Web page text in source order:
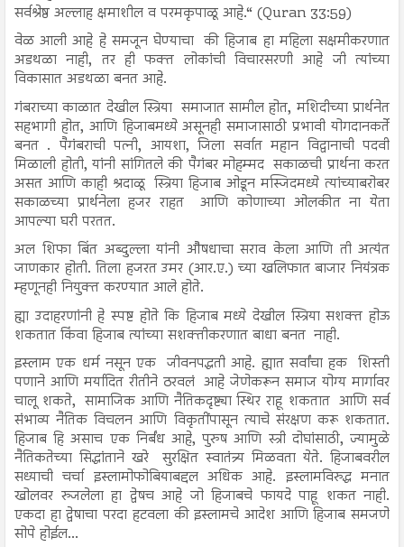
सर्वश्रेष्ठ अल्लाह क्षमाशील व परमकृपाळू आहे.“ (Quran 33:59)
वेळ आली आहे हे समजून घेण्याचा की हिजाब हा महिला सक्षमीकरणात
अडथळा नाही, तर ही फक्त लोकांची विचारसरणी आहे जी त्यांच्या
विकासात अडथळा बनत आहे.
गंबराच्या काळात देखील स्त्रिया समाजात सामील होत, मशिदीच्या प्रार्थनेत
सहभागी होत, आणि हिजाबमध्ये असूनही समाजासाठी प्रभावी योगदानकर्ते
बनत . पैगंबराची पत्नी, आयशा, जिला सर्वात महान विद्वानाची पदवी
मिळाली होती, यांनी सांगितले की पैगंबर मोहम्मद सकाळची प्रार्थना करत
असत आणि काही श्रदाळू स्त्रिया हिजाब ओडून मस्जिदमध्ये त्यांच्याबरोबर
सकाळच्या प्रार्थनेला हजर राहत आणि कोणाच्या ओलकीत ना येता
आपल्या घरी परतत.
अल शिफा बिंत अब्दुल्ला यांनी औषधाचा सराव केला आणि ती अत्यंत
जाणकार होती. तिला हजरत उमर (आर.ए.) च्या खलिफात बाजार नियंत्रक
म्हणूनही नियुक्त करण्यात आले होते.
ह्या उदाहरणांनी हे स्पष्ट होते कि हिजाब मध्ये देखील स्त्रिया सशक्त होऊ
शकतात किंवा हिजाब त्यांच्या सशक्तीकरणात बाधा बनत नाही.
इस्लाम एक धर्म नसून एक जीवनपद्धती आहे. ह्यात सर्वांचा हक शिस्ती
पणाने आणि मर्यादित रीतीने ठरवलं आहे जेणेकरून समाज योग्य मार्गावर
चालू शकते, सामाजिक आणि नैतिकदृष्ट्या स्थिर राहू शकतात आणि सर्व
संभाव्य नैतिक विचलन आणि विकृतींपासून त्याचे संरक्षण करू शकतात.
हिजाब हि असाच एक निर्बंध आहे, पुरुष आणि स्त्री दोघांसाठी, ज्यामुळे
नैतिकतेच्या सिद्धांताने खरे सुरक्षित स्वातंत्र्य मिळवता येते. हिजाबवरील
सध्याची चर्चा इस्लामोफोबियाबद्दल अधिक आहे. इस्लामविरुद्ध मनात
खोलवर रुजलेला हा द्वेषच आहे जो हिजाबचे फायदे पाहू शकत नाही.
एकदा हा द्वेषाचा परदा हटवला की इस्लामचे आदेश आणि हिजाब समजणे
सोपे होईल...